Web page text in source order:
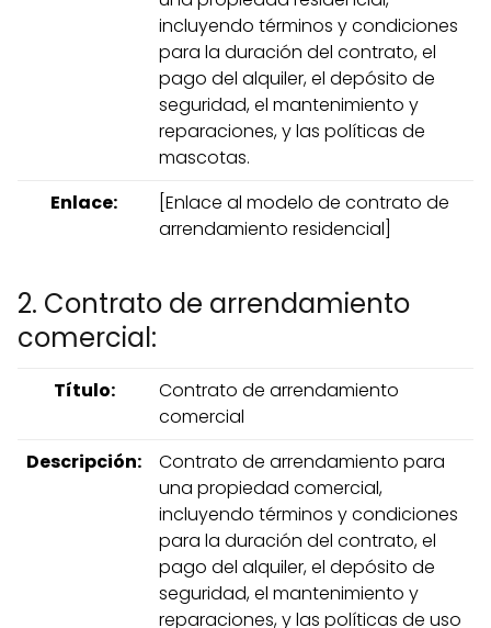
incluyendo términos y condiciones
para la duración del contrato, el
pago del alquiler, el depósito de
seguridad, el mantenimiento y
reparaciones, y las políticas de
mascotas.
Enlace:
[Enlace al modelo de contrato de
arrendamiento residencial]
2. Contrato de arrendamiento
comercial:
Título:
Contrato de arrendamiento
comercial
Descripción:
Contrato de arrendamiento para
una propiedad comercial,
incluyendo términos y condiciones
para la duración del contrato, el
pago del alquiler, el depósito de
seguridad, el mantenimiento y
reparaciones, y las políticas de uso